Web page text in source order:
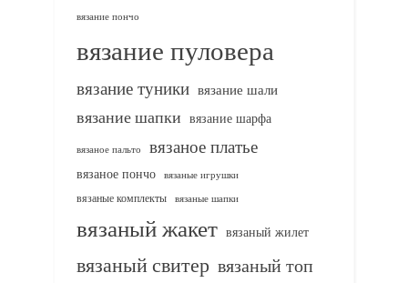
вязание пончо
вязание пуловера
вязание туники вязание шали
вязание шапки вязание шарфа
вязаное пальто вязаное платье
вязаное пончо вязаные игрушки
вязаные комплекты
вязаные шапки
вязаный жакет вязаный жилет
вязаный свитер вязаный топ